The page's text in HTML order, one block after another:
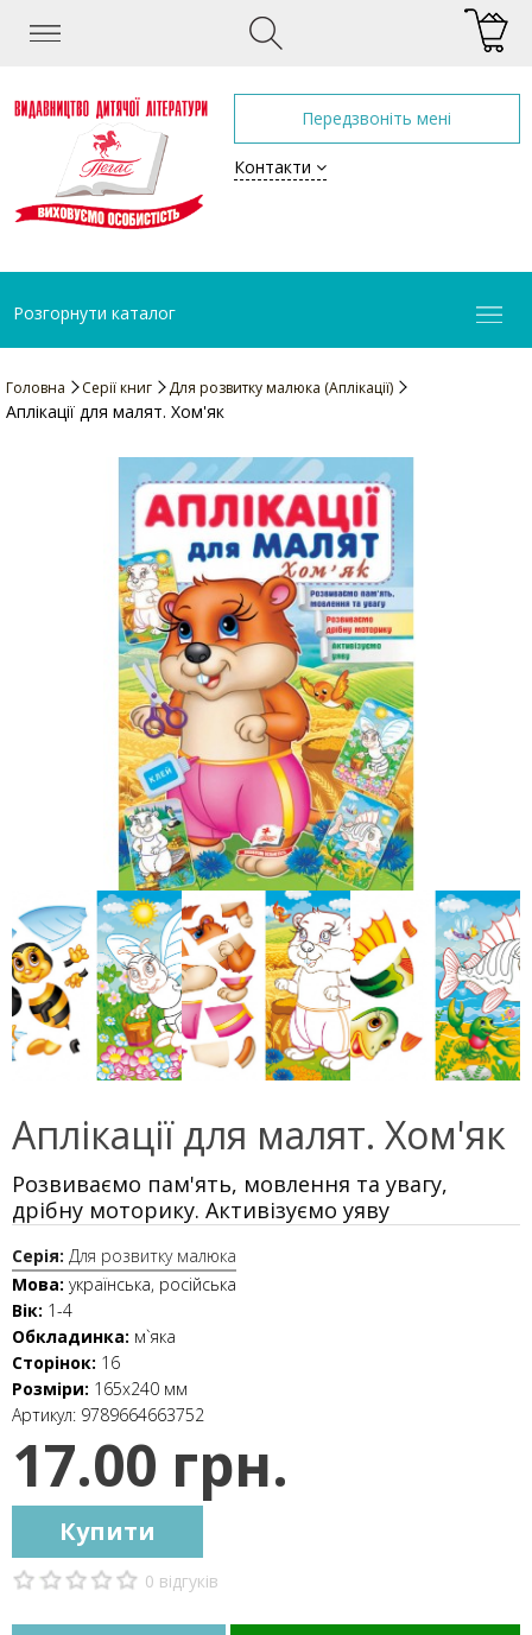
Передзвоніть мені
Контакти
Розгорнути каталог
Головна Серії книг Для розвитку малюка (Аплікації)
Аплікації для малят. Хом'як
Аплікації для малят. Хом'як
Розвиваємо пам'ять, мовлення та увагу,
дрібну моторику. Активізуємо уяву
Серія: Для розвитку малюка
Мова: українська, російська
Вік: 1-4
Обкладинка: м`яка
Сторінок: 16
Розміри: 165х240 мм
Артикул: 9789664663752
17.00 грн.
Купити
0 відгуків